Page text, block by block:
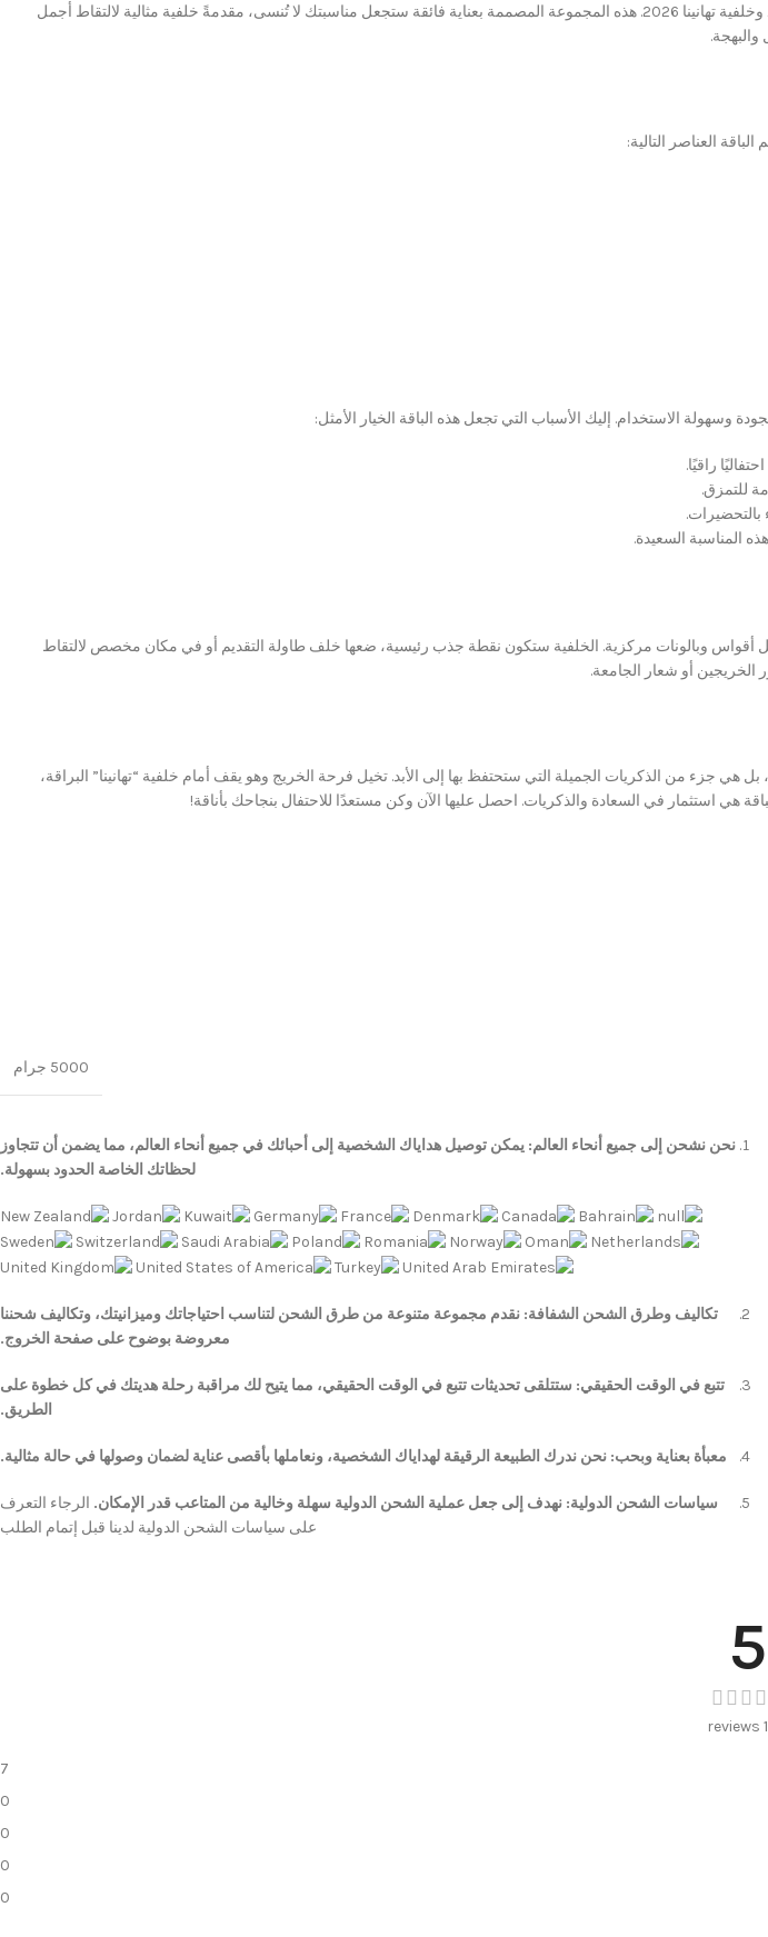
احتفل بليلة العمر وأضف لمسة من الأناقة والفخامة إلى حفل تخرجك مع تشكيلة زينة التخرج بالونات ذهبي أبيض أسود وخلفية تهانينا 2026. هذه المجموعة المصممة بعناية فائقة ستجعل مناسبتك لا تُنسى، مقدمةً خلفية مثالية لالتقاط أجمل
والبهجة.
العناصر التالية:
الاستخدام. إليك الأسباب التي تجعل هذه الباقة الخيار الأمثل:
راقيًا.
للتمزق.
المناسبة السعيدة.
أقواس وبالونات مركزية. الخلفية ستكون نقطة جذب رئيسية، ضعها خلف طاولة التقديم أو في مكان مخصص لالتقاط
أو شعار الجامعة.
جزء من الذكريات الجميلة التي ستحتفظ بها إلى الأبد. تخيل فرحة الخريج وهو يقف أمام خلفية “تهانينا” البراقة،
استثمار في السعادة والذكريات. احصل عليها الآن وكن مستعدًا للاحتفال بنجاحك بأناقة!
5000 جرام
نحن نشحن إلى جميع أنحاء العالم: يمكن توصيل هداياك الشخصية إلى أحبائك في جميع أنحاء العالم، مما يضمن أن تتجاوز
لحظاتك الخاصة الحدود بسهولة.
تكاليف وطرق الشحن الشفافة: نقدم مجموعة متنوعة من طرق الشحن لتناسب احتياجاتك وميزانيتك، وتكاليف شحننا
معروضة بوضوح على صفحة الخروج.
تتبع في الوقت الحقيقي: ستتلقى تحديثات تتبع في الوقت الحقيقي، مما يتيح لك مراقبة رحلة هديتك في كل خطوة على
الطريق.
معبأة بعناية وبحب: نحن ندرك الطبيعة الرقيقة لهداياك الشخصية، ونعاملها بأقصى عناية لضمان وصولها في حالة مثالية.
سياسات الشحن الدولية: نهدف إلى جعل عملية الشحن الدولية سهلة وخالية من المتاعب قدر الإمكان. الرجاء التعرف
على سياسات الشحن الدولية لدينا قبل إتمام الطلب
5
7
0
0
0
0